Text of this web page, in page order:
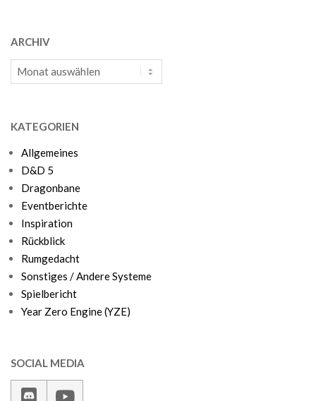
ARCHIV
Archiv
KATEGORIEN
Allgemeines
D&D 5
Dragonbane
Eventberichte
Inspiration
Rückblick
Rumgedacht
Sonstiges / Andere Systeme
Spielbericht
Year Zero Engine (YZE)
SOCIAL MEDIA